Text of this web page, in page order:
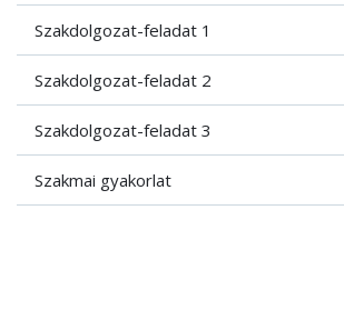
Szakdolgozat-feladat 1
Szakdolgozat-feladat 2
Szakdolgozat-feladat 3
Szakmai gyakorlat